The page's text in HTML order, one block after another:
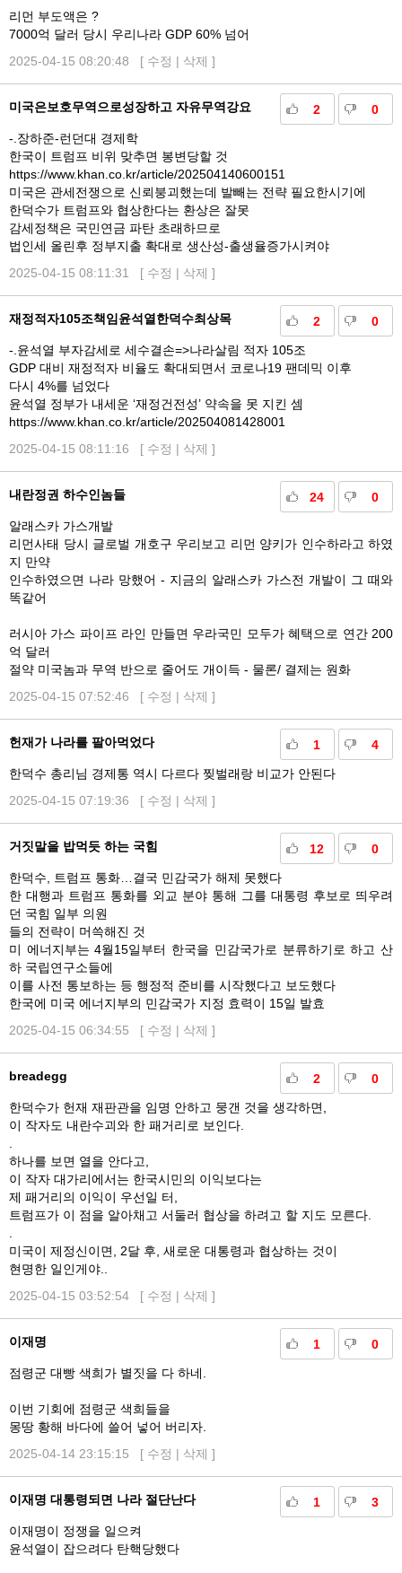
리먼 부도액은 ?
7000억 달러 당시 우리나라 GDP 60% 넘어
2025-04-15 08:20:48 [ 수정 | 삭제 ]
2 0
미국은보호무역으로성장하고 자유무역강요
-.장하준-런던대 경제학
한국이 트럼프 비위 맞추면 봉변당할 것
https://www.khan.co.kr/article/202504140600151
미국은 관세전쟁으로 신뢰붕괴했는데 발빼는 전략 필요한시기에
한덕수가 트럼프와 협상한다는 환상은 잘못
감세정책은 국민연금 파탄 초래하므로
법인세 올린후 정부지출 확대로 생산성-출생율증가시켜야
2025-04-15 08:11:31 [ 수정 | 삭제 ]
2 0
재정적자105조책임윤석열한덕수최상목
-.윤석열 부자감세로 세수결손=>나라살림 적자 105조
GDP 대비 재정적자 비율도 확대되면서 코로나19 팬데믹 이후
다시 4%를 넘었다
윤석열 정부가 내세운 ‘재정건전성’ 약속을 못 지킨 셈
https://www.khan.co.kr/article/202504081428001
2025-04-15 08:11:16 [ 수정 | 삭제 ]
24 0
내란정권 하수인놈들
알래스카 가스개발
리먼사태 당시 글로벌 개호구 우리보고 리먼 양키가 인수하라고 하였
지 만약
인수하였으면 나라 망했어 - 지금의 알래스카 가스전 개발이 그 때와
똑같어
러시아 가스 파이프 라인 만들면 우라국민 모두가 혜택으로 연간 200
억 달러
절약 미국놈과 무역 반으로 줄어도 개이득 - 물론/ 결제는 원화
2025-04-15 07:52:46 [ 수정 | 삭제 ]
1 4
헌재가 나라를 팔아먹었다
한덕수 총리님 경제통 역시 다르다 찢벌래랑 비교가 안된다
2025-04-15 07:19:36 [ 수정 | 삭제 ]
12 0
거짓말을 밥먹듯 하는 국힘
한덕수, 트럼프 통화…결국 민감국가 해제 못했다
한 대행과 트럼프 통화를 외교 분야 통해 그를 대통령 후보로 띄우려
던 국힘 일부 의원
들의 전략이 머쓱해진 것
미 에너지부는 4월15일부터 한국을 민감국가로 분류하기로 하고 산
하 국립연구소들에
이를 사전 통보하는 등 행정적 준비를 시작했다고 보도했다
한국에 미국 에너지부의 민감국가 지정 효력이 15일 발효
2025-04-15 06:34:55 [ 수정 | 삭제 ]
2 0
breadegg
한덕수가 헌재 재판관을 임명 안하고 뭉갠 것을 생각하면,
이 작자도 내란수괴와 한 패거리로 보인다.
하나를 보면 열을 안다고,
이 작자 대가리에서는 한국시민의 이익보다는
제 패거리의 이익이 우선일 터,
트럼프가 이 점을 알아채고 서둘러 협상을 하려고 할 지도 모른다.
미국이 제정신이면, 2달 후, 새로운 대통령과 협상하는 것이
현명한 일인게야..
2025-04-15 03:52:54 [ 수정 | 삭제 ]
1 0
이재명
점령군 대빵 색희가 별짓을 다 하네.
이번 기회에 점령군 색희들을
몽땅 황해 바다에 쓸어 넣어 버리자.
2025-04-14 23:15:15 [ 수정 | 삭제 ]
1 3
이재명 대통령되면 나라 절단난다
이재명이 정쟁을 일으켜
윤석열이 잡으려다 탄핵당했다